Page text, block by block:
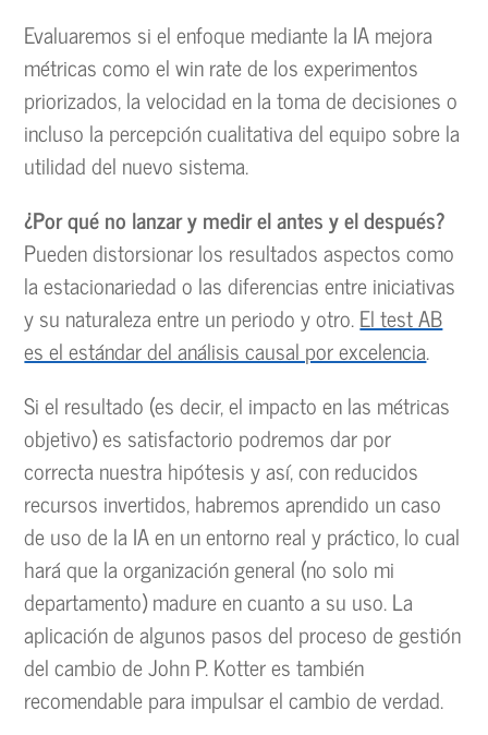
Evaluaremos si el enfoque mediante la IA mejora
métricas como el win rate de los experimentos
priorizados, la velocidad en la toma de decisiones o
incluso la percepción cualitativa del equipo sobre la
utilidad del nuevo sistema.
¿Por qué no lanzar y medir el antes y el después?
Pueden distorsionar los resultados aspectos como
la estacionariedad o las diferencias entre iniciativas
y su naturaleza entre un periodo y otro.El test AB
es el estándar del análisis causal por excelencia.
Si el resultado (es decir, el impacto en las métricas
objetivo) es satisfactorio podremos dar por
correcta nuestra hipótesis y así, con reducidos
recursos invertidos, habremos aprendido un caso
de uso de la IA en un entorno real y práctico, lo cual
hará que la organización general (no solo mi
departamento) madure en cuanto a su uso. La
aplicación de algunos pasos del proceso de gestión
del cambio de John P. Kotter es también
recomendable para impulsar el cambio de verdad.